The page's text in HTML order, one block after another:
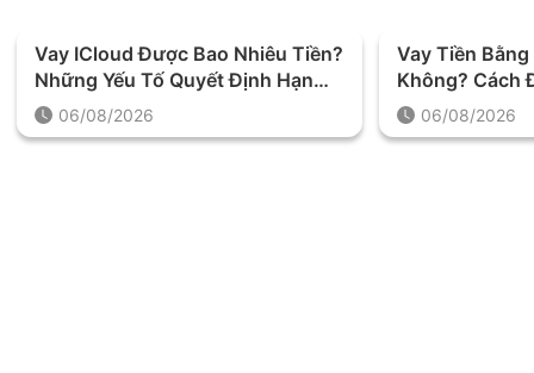
Vay ICloud Được Bao Nhiêu Tiền?
Những Yếu Tố Quyết Định Hạn
Mức Khoản Vay
06/08/2026
Vay Tiền
Không? Cách
Trước Khi
06/08/2026